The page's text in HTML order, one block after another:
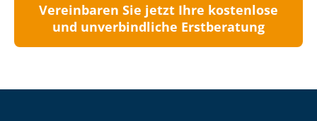
Vereinbaren Sie jetzt Ihre kostenlose
und unverbindliche Erstberatung